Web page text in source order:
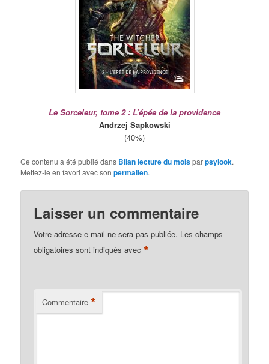
Le Sorceleur, tome 2 : L’épée de la providence
Andrzej Sapkowski
(40%)
Ce contenu a été publié dans Bilan lecture du moisparpsylook.
Mettez-le en favori avec sonpermalien.
Laisser un commentaire
Votre adresse e-mail ne sera pas publiée. Les champs
obligatoires sont indiqués avec*
Commentaire *